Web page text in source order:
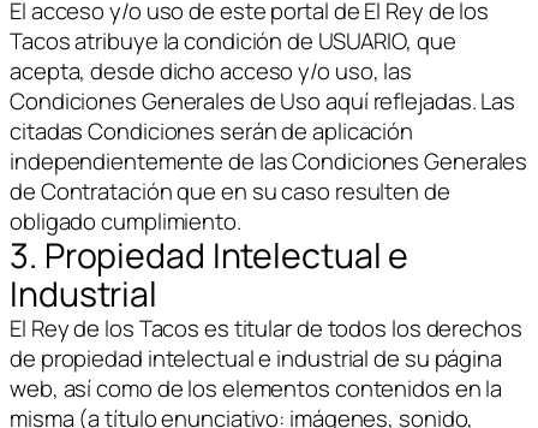
El acceso y/o uso de este portal de El Rey de los
Tacos atribuye la condición de USUARIO, que
acepta, desde dicho acceso y/o uso, las
Condiciones Generales de Uso aquí reflejadas. Las
citadas Condiciones serán de aplicación
independientemente de las Condiciones Generales
de Contratación que en su caso resulten de
obligado cumplimiento.
3. Propiedad Intelectual e
Industrial
El Rey de los Tacos es titular de todos los derechos
de propiedad intelectual e industrial de su página
web, así como de los elementos contenidos en la
misma (a título enunciativo: imágenes, sonido,